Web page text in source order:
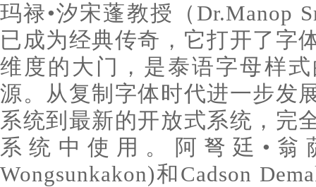
玛禄•汐宋蓬教授（Dr.Manop
已成为经典传奇，它打开了字
维度的大门，是泰语字母样
源。从复制字体时代进一步发
系统到最新的开放式系统，完
系统中使用。阿弩廷•翁
Wongsunkakon)和Cadson